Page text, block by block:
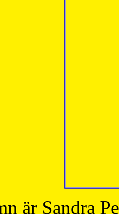
är Sandra